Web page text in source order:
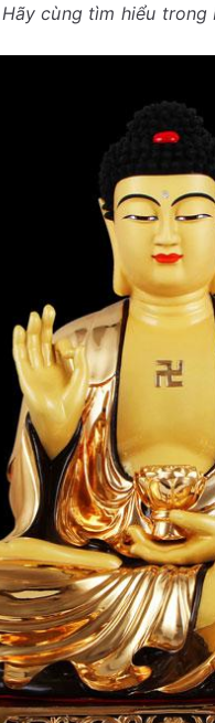
cùng tìm hiểu